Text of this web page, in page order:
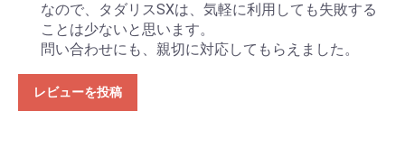
なので、タダリスSXは、気軽に利用しても失敗する
ことは少ないと思います。
問い合わせにも、親切に対応してもらえました。
レビューを投稿